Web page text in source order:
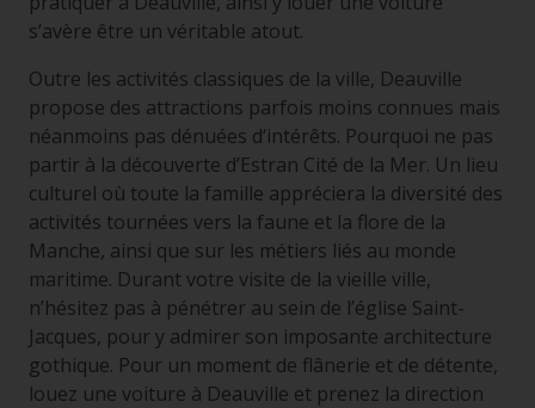
s’avère être un véritable atout.
Outre les activités classiques de la ville, Deauville
propose des attractions parfois moins connues mais
néanmoins pas dénuées d‘intérêts. Pourquoi ne pas
partir à la découverte d’Estran Cité de la Mer. Un lieu
culturel où toute la famille appréciera la diversité des
activités tournées vers la faune et la flore de la
Manche, ainsi que sur les métiers liés au monde
maritime. Durant votre visite de la vieille ville,
n’hésitez pas à pénétrer au sein de l’église Saint-
Jacques, pour y admirer son imposante architecture
gothique. Pour un moment de flânerie et de détente,
louez une voiture à Deauville et prenez la direction